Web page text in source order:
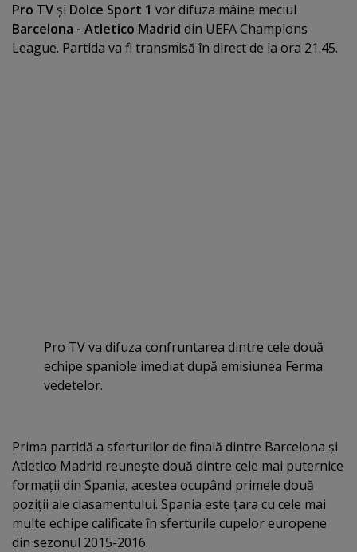
Pro TV şi Dolce Sport 1 vor difuza mâine meciul
Barcelona - Atletico Madrid din UEFA Champions
League. Partida va fi transmisă în direct de la ora 21.45.
Pro TV va difuza confruntarea dintre cele două
echipe spaniole imediat după emisiunea Ferma
vedetelor.
Prima partidă a sferturilor de finală dintre Barcelona şi
Atletico Madrid reuneşte două dintre cele mai puternice
formaţii din Spania, acestea ocupând primele două
poziţii ale clasamentului. Spania este ţara cu cele mai
multe echipe calificate în sferturile cupelor europene
din sezonul 2015-2016.